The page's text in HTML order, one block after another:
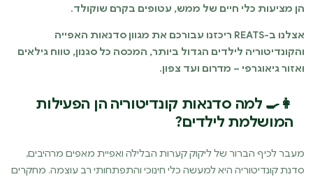
הן מציעות כלי חיים של ממש, עטופים בקרם שוקולד.
אצלנו ב-REATS ריכזנו עבורכם את מגוון סדנאות האפייה
והקונדיטוריה לילדים הגדול ביותר, המכסה כל סגנון, טווח גילאים
ואזור גיאוגרפי – מדרום ועד צפון.
👩‍🍳 למה סדנאות קונדיטוריה הן הפעילות
המושלמת לילדים?
מעבר לכיף הברור של ליקוק קערות הבלילה ואפיית מאפים מרהיבים,
סדנת קונדיטוריה היא למעשה כלי חינוכי והתפתחותי רב עוצמה. מחקרים